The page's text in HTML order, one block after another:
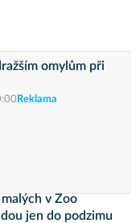
omylům při
Reklama
v Zoo
jen do podzimu